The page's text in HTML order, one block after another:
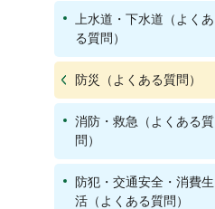
上水道・下水道（よくあ
る質問）
防災（よくある質問）
消防・救急（よくある質
問）
防犯・交通安全・消費生
活（よくある質問）